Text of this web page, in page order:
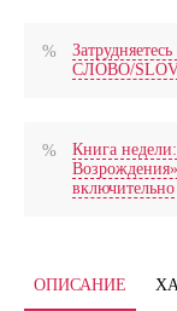
СЛОВО/
Книга
включительно
ОПИСАНИЕ